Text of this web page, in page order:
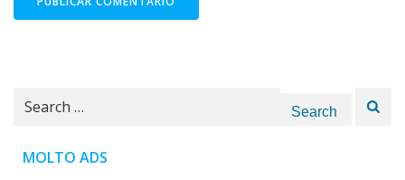
Search
MOLTO ADS